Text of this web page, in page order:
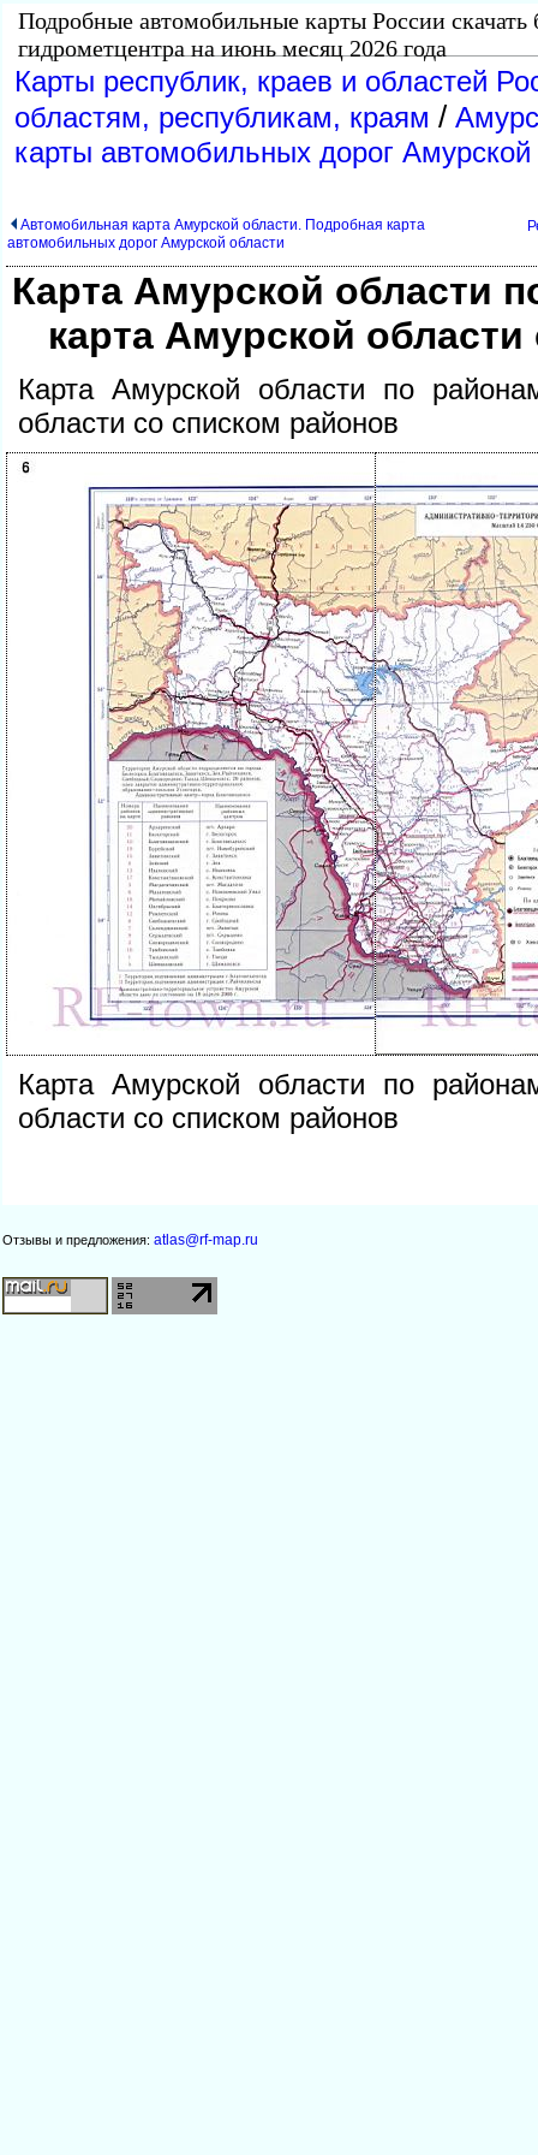
Подробные автомобильные карты России скачать
идрометцентра на июнь месяц 2026 года
Карты республик, краев и областей
областям, республикам, краям /
карты автомобильных дорог
Автомобильная карта Амурской области. Подробная карта
автомобильных дорог Амурской области
Карта Амурской области
карта Амурской
Карта Амурской области по
области со списком районо
Карта Амурской области по
области со списком районо
Отзывы и предложения: atlas@rf-map.ru